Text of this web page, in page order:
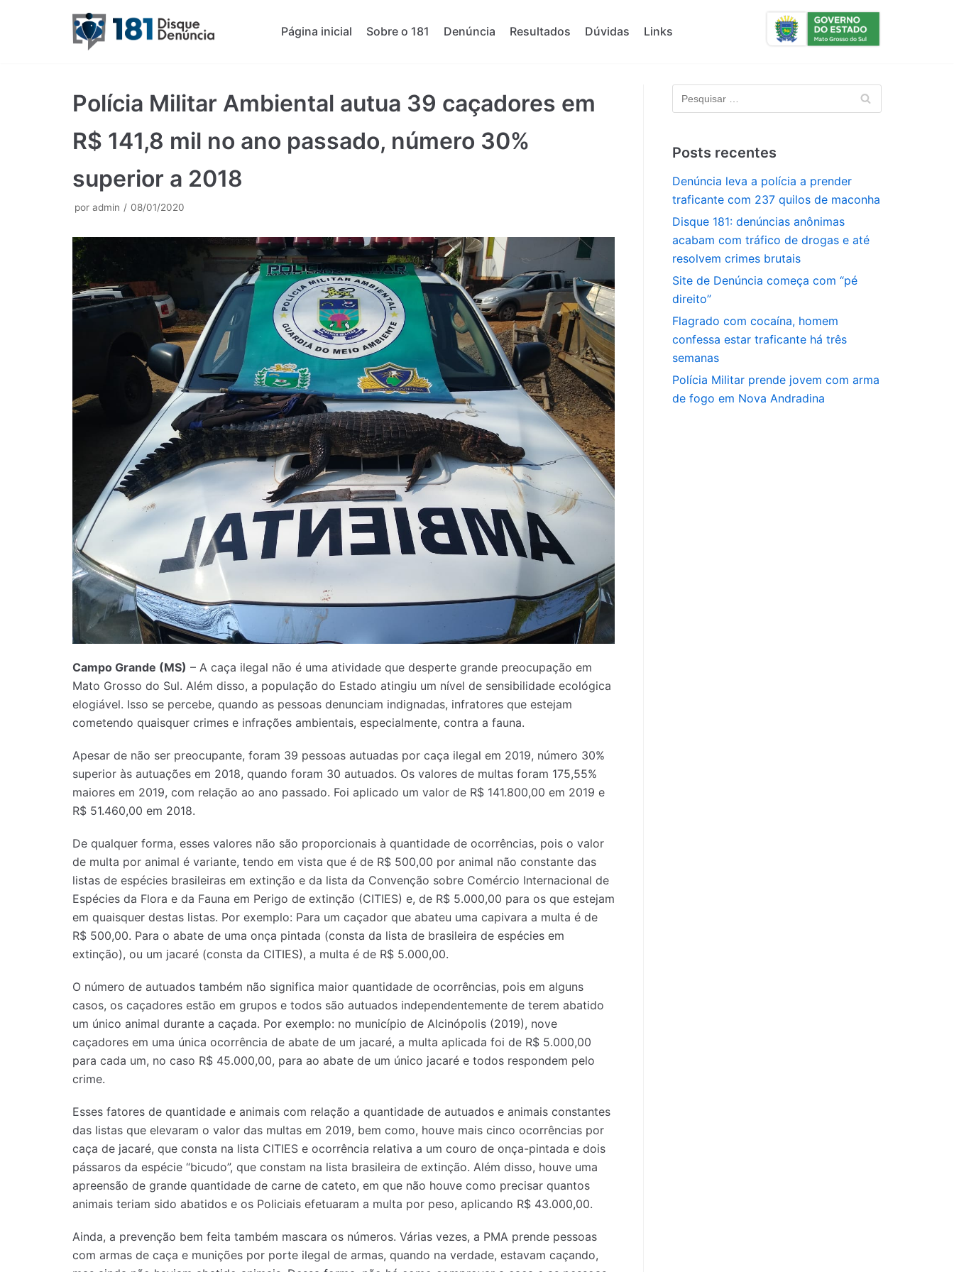
Página inicial Sobre o 181 Denúncia Resultados Dúvidas Links
Polícia Militar Ambiental autua 39 caçadores em
R$ 141,8 mil no ano passado, número 30%
superior a 2018
por admin 08/01/2020
Campo Grande (MS) – A caça ilegal não é uma atividade que desperte grande preocupação em
Mato Grosso do Sul. Além disso, a população do Estado atingiu um nível de sensibilidade ecológica
elogiável. Isso se percebe, quando as pessoas denunciam indignadas, infratores que estejam
cometendo quaisquer crimes e infrações ambientais, especialmente, contra a fauna.
Apesar de não ser preocupante, foram 39 pessoas autuadas por caça ilegal em 2019, número 30%
superior às autuações em 2018, quando foram 30 autuados. Os valores de multas foram 175,55%
maiores em 2019, com relação ao ano passado. Foi aplicado um valor de R$ 141.800,00 em 2019 e
R$ 51.460,00 em 2018.
De qualquer forma, esses valores não são proporcionais à quantidade de ocorrências, pois o valor
de multa por animal é variante, tendo em vista que é de R$ 500,00 por animal não constante das
listas de espécies brasileiras em extinção e da lista da Convenção sobre Comércio Internacional de
Espécies da Flora e da Fauna em Perigo de extinção (CITIES) e, de R$ 5.000,00 para os que estejam
em quaisquer destas listas. Por exemplo: Para um caçador que abateu uma capivara a multa é de
R$ 500,00. Para o abate de uma onça pintada (consta da lista de brasileira de espécies em
extinção), ou um jacaré (consta da CITIES), a multa é de R$ 5.000,00.
O número de autuados também não significa maior quantidade de ocorrências, pois em alguns
casos, os caçadores estão em grupos e todos são autuados independentemente de terem abatido
um único animal durante a caçada. Por exemplo: no município de Alcinópolis (2019), nove
caçadores em uma única ocorrência de abate de um jacaré, a multa aplicada foi de R$ 5.000,00
para cada um, no caso R$ 45.000,00, para ao abate de um único jacaré e todos respondem pelo
crime.
Esses fatores de quantidade e animais com relação a quantidade de autuados e animais constantes
das listas que elevaram o valor das multas em 2019, bem como, houve mais cinco ocorrências por
caça de jacaré, que consta na lista CITIES e ocorrência relativa a um couro de onça-pintada e dois
pássaros da espécie “bicudo”, que constam na lista brasileira de extinção. Além disso, houve uma
apreensão de grande quantidade de carne de cateto, em que não houve como precisar quantos
animais teriam sido abatidos e os Policiais efetuaram a multa por peso, aplicando R$ 43.000,00.
Ainda, a prevenção bem feita também mascara os números. Várias vezes, a PMA prende pessoas
com armas de caça e munições por porte ilegal de armas, quando na verdade, estavam caçando,
Posts recentes
Denúncia leva a polícia a prender
traficante com 237 quilos de maconha
Disque 181: denúncias anônimas
acabam com tráfico de drogas e até
resolvem crimes brutais
Site de Denúncia começa com “pé
direito”
Flagrado com cocaína, homem
confessa estar traficante há três
semanas
Polícia Militar prende jovem com arma
de fogo em Nova Andradina